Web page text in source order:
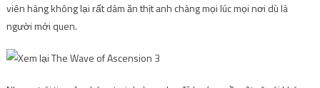
viên hàng không lại rất dám ăn thịt anh chàng mọi lúc mọi nơi dù là
người mới quen.